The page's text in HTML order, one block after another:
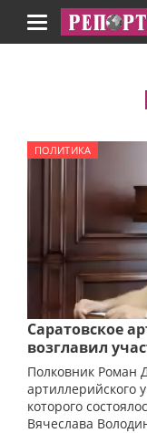
Навигация
ПОЛИТИКА
Саратовское
возглавил
Полковник Роман
артиллерийского
которого
Вячеслава